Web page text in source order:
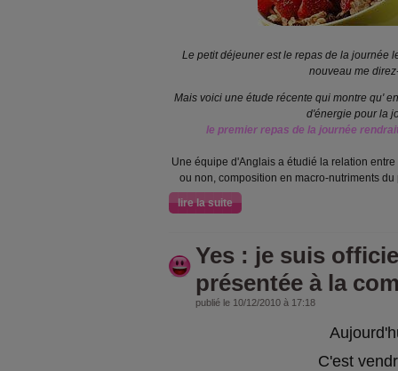
Le petit déjeuner est le repas de la journée
nouveau me
Mais voici une étude récente qui montre qu'
d'énergie pour la
le premier repas de la journée
Une équipe d'Anglais a étudié la relation
ou non, composition en macro-nutriments
lire la suite
Yes : je suis
présentée à la
publié le 10/12/2010 à 17:18
C'est